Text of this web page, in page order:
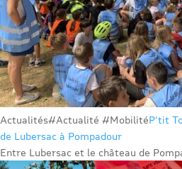
Actualités#Actualité #MobilitéP’tit
de Lubersac à Pompadour
Entre Lubersac et le château de